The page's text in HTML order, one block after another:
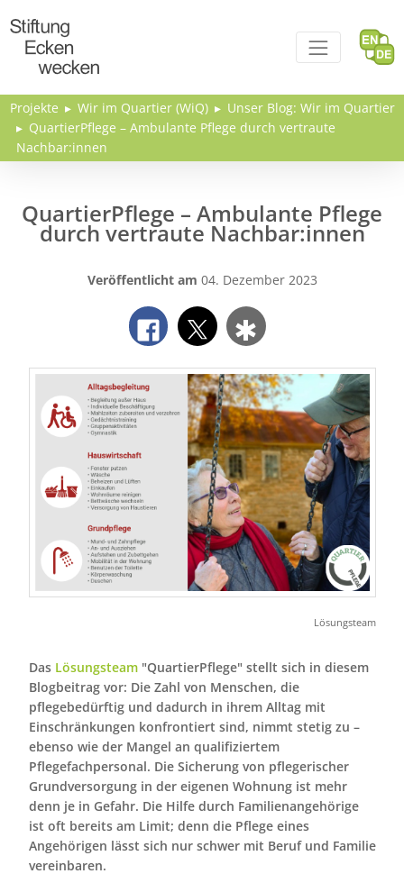
Projekte Wir im Quartier (WiQ)
Unser Blog: Wir im Quartier
QuartierPflege – Ambulante Pflege durch vertraute
Nachbar:innen
QuartierPflege – Ambulante Pflege
durch vertraute Nachbar:innen
Veröffentlicht am 04. Dezember 2023
Lösungsteam
Das Lösungsteam"QuartierPflege" stellt sich in diesem
Blogbeitrag vor: Die Zahl von Menschen, die
pflegebedürftig und dadurch in ihrem Alltag mit
Einschränkungen konfrontiert sind, nimmt stetig zu –
ebenso wie der Mangel an qualifiziertem
Pflegefachpersonal. Die Sicherung von pflegerischer
Grundversorgung in der eigenen Wohnung ist mehr
denn je in Gefahr. Die Hilfe durch Familienangehörige
ist oft bereits am Limit; denn die Pflege eines
Angehörigen lässt sich nur schwer mit Beruf und Familie
vereinbaren.